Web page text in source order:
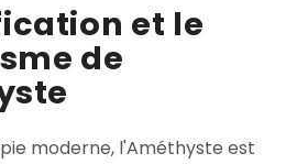
et le
de
moderne, l'Améthyste est